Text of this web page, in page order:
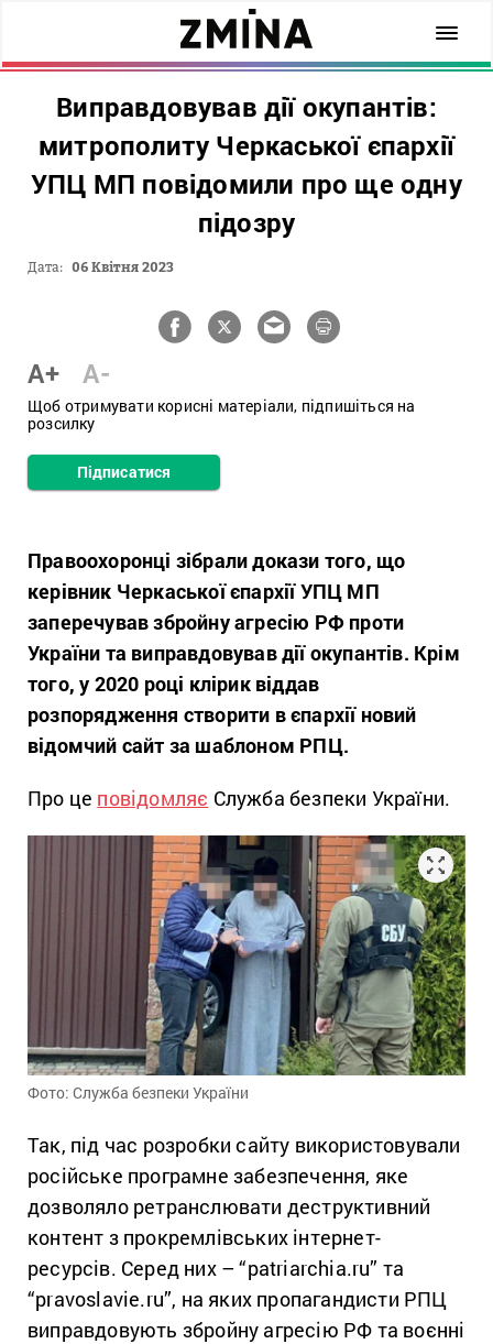
Виправдовував дії окупантів:
митрополиту Черкаської єпархії
УПЦ МП повідомили про ще одну
підозру
Дата: 06 Квітня 2023
A+ A-
Щоб отримувати корисні матеріали, підпишіться на
розсилку
Підписатися
Правоохоронці зібрали докази того, що
керівник Черкаської єпархії УПЦ МП
заперечував збройну агресію РФ проти
України та виправдовував дії окупантів. Крім
того, у 2020 році клірик віддав
розпорядження створити в єпархії новий
відомчий сайт за шаблоном РПЦ.
Про це повідомляє Служба безпеки України.
Фото: Служба безпеки України
Так, під час розробки сайту використовували
російське програмне забезпечення, яке
дозволяло ретранслювати деструктивний
контент з прокремлівських інтернет-
ресурсів. Серед них – “patriarchia.ru” та
“pravoslavie.ru”, на яких пропагандисти РПЦ
виправдовують збройну агресію РФ та воєнні